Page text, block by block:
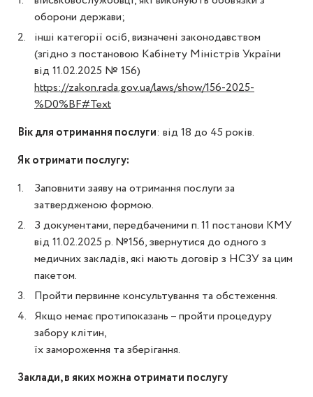
оборони держави;
інші категорії осіб, визначені законодавством
(згідно з постановою Кабінету Міністрів України
від 11.02.2025 № 156)
https://zakon.rada.gov.ua/laws/show/156-2025-
%D0%BF#Text
Вік для отримання послуги: від 18 до 45 років.
Як отримати послугу:
Заповнити заяву на отримання послуги за
затвердженою формою.
З документами, передбаченими п. 11 постанови КМУ
від 11.02.2025 р. №156, звернутися до одного з
медичних закладів, які мають договір з НСЗУ за цим
пакетом.
Пройти первинне консультування та обстеження.
Якщо немає протипоказань – пройти процедуру
забору клітин,
їх замороження та зберігання.
Заклади, в яких можна отримати послугу